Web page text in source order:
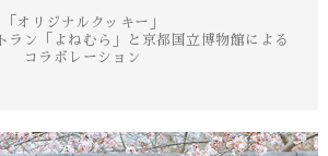
「オリジナルクッキー」
ラン「よねむら」と京都国立博物館による
コラボレーション